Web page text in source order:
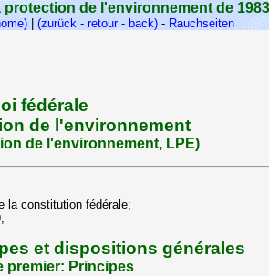
protection de l'environnement de
(zurück - retour - back) - Rauchseiten
fédérale
de l'environnement
de l'environnement, LPE)
la constitution fédérale;
,
et dispositions générales
premier: Principes